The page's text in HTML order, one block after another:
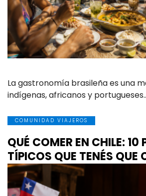
La gastronomía brasileña es una
indígenas, africanos y
COMUNIDAD VIAJEROS
QUÉ COMER EN CHILE: 10
TÍPICOS QUE TENÉS QUE